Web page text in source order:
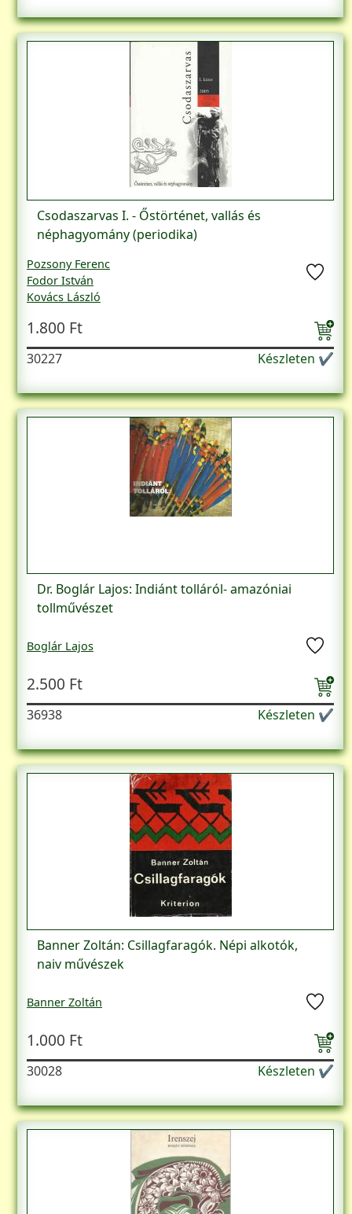
Csodaszarvas I. - Őstörténet, vallás és
néphagyomány (periodika)
Pozsony Ferenc
Fodor István
Kovács László
Mohay Tamás
Abkarovits Endre
1.800 Ft
30227 Készleten ✔
Dr. Boglár Lajos: Indiánt tolláról- amazóniai
tollművészet
Boglár Lajos
2.500 Ft
36938 Készleten ✔
Banner Zoltán: Csillagfaragók. Népi alkotók,
naiv művészek
Banner Zoltán
1.000 Ft
30028 Készleten ✔